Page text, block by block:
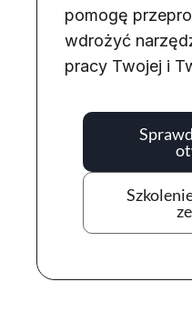
pomogę
wdrożyć
pracy Twojej i